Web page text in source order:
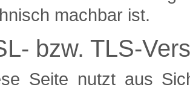
machbar ist.
bzw. TLS-
Seite nutzt aus